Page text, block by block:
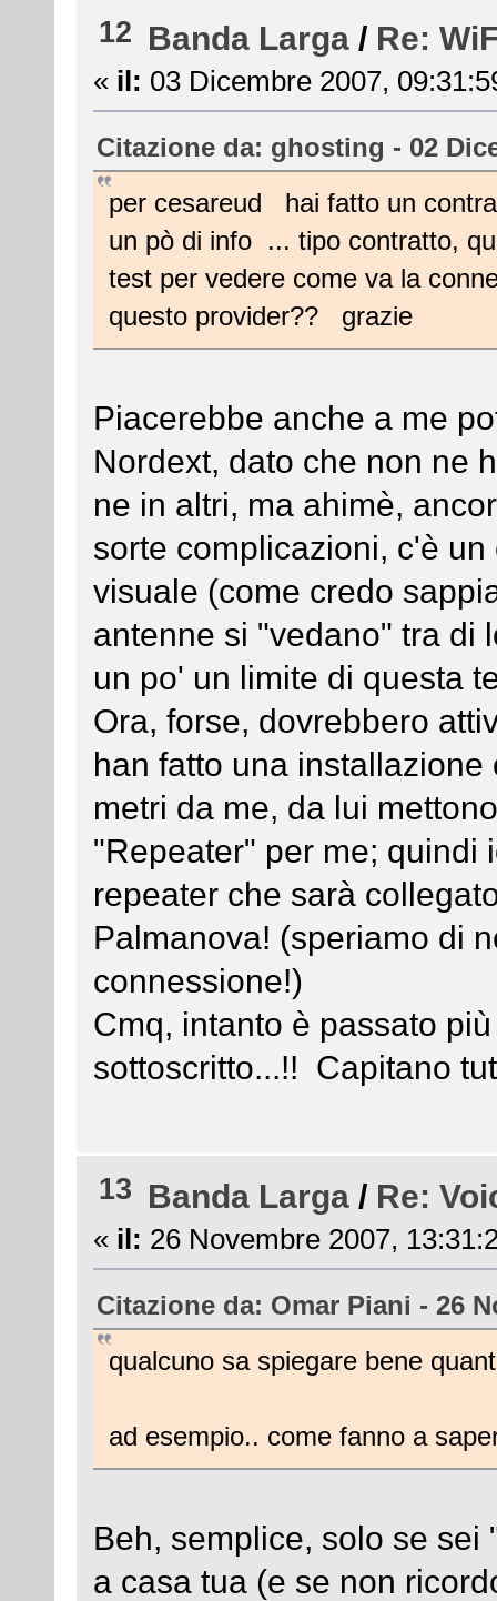
12 Banda Larga / Re:
« il: 03 Dicembre 2007,
Citazione da: ghosting - 02
per cesareud hai fatto un
un pò di info ... tipo contratto,
test per vedere come va la
questo provider?? grazie
Piacerebbe anche a me
Nordext, dato che non ne
ne in altri, ma ahimè,
sorte complicazioni, c'è
visuale (come credo
antenne si "vedano" tra di
un po' un limite di questa
Ora, forse, dovrebbero
han fatto una
metri da me, da lui
"Repeater" per me; quindi
repeater che sarà
Palmanova! (speriamo di
connessione!)
Cmq, intanto è passato
sottoscritto...!! Capitano
13 Banda Larga / Re:
« il: 26 Novembre 2007,
Citazione da: Omar Piani - 26
qualcuno sa spiegare bene
ad esempio.. come fanno a
Beh, semplice, solo se
a casa tua (e se non